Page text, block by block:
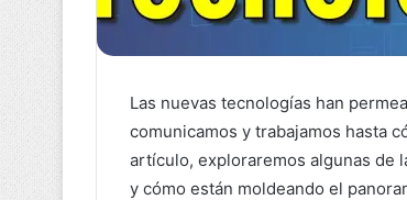
Las nuevas tecnologías han
comunicamos y trabajamos hasta
artículo, exploraremos algunas de
y cómo están moldeando el